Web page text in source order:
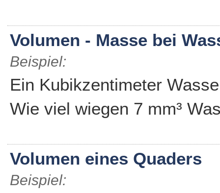
Volumen - Masse bei
Beispiel:
Ein Kubikzentimeter
Wie viel wiegen 7 mm³
Volumen eines Quaders
Beispiel: